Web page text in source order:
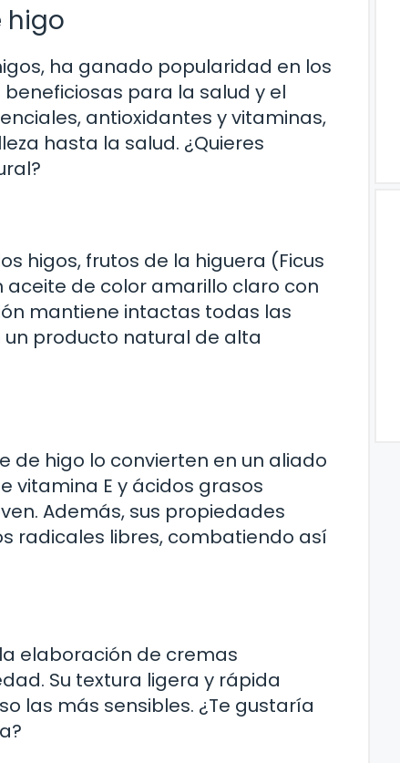
higo
ha ganado popularidad en los
para la salud y el
antioxidantes y vitaminas,
hasta la salud. ¿Quieres
higos, frutos de la higuera (Ficus
aceite de color amarillo claro con
mantiene intactas todas las
producto natural de alta
de higo lo convierten en un aliado
vitamina E y ácidos grasos
Además, sus propiedades
radicales libres, combatiendo así
elaboración de cremas
Su textura ligera y rápida
las más sensibles. ¿Te gustaría